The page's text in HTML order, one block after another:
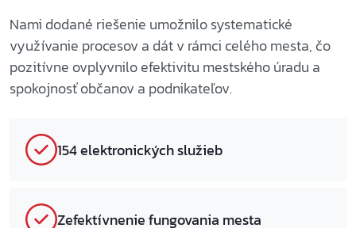
Nami dodané riešenie umožnilo systematické
využívanie procesov a dát v rámci celého mesta, čo
pozitívne ovplyvnilo efektivitu mestského úradu a
spokojnosť občanov a podnikateľov.
154 elektronických služieb
Zefektívnenie fungovania mesta